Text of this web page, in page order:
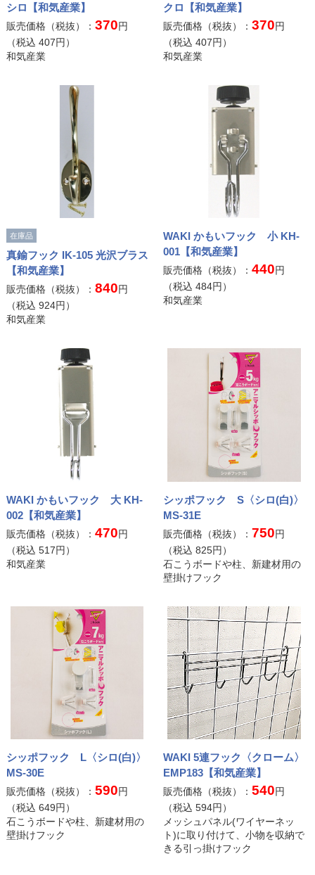
シロ【和気産業】
販売価格（税抜）： 370円
（税込 407円）
和気産業
クロ【和気産業】
販売価格（税抜）：370円
（税込407円）
和気産業
在庫品
真鍮フック IK-105 光沢ブラス
【和気産業】
販売価格（税抜）： 840円
（税込 924円）
和気産業
WAKI かもいフック 小 KH-
001【和気産業】
販売価格（税抜）：440円
（税込484円）
和気産業
WAKI かもいフック 大 KH-
002【和気産業】
販売価格（税抜）： 470円
（税込 517円）
和気産業
シッポフック S〈シロ(白)〉
MS-31E
販売価格（税抜）： 750円
（税込825円）
石こうボードや柱、新建材用の
壁掛けフック
シッポフック L〈シロ(白)〉
MS-30E
販売価格（税抜）： 590円
（税込 649円）
石こうボードや柱、新建材用の
壁掛けフック
WAKI 5連フック〈クローム〉
EMP183【和気産業】
販売価格（税抜）：540円
（税込594円）
メッシュパネル(ワイヤーネッ
ト)に取り付けて、小物を収納で
きる引っ掛けフック